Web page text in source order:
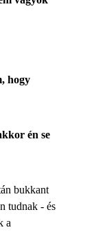
hogy
én se
bukkant
tudnak - és
a